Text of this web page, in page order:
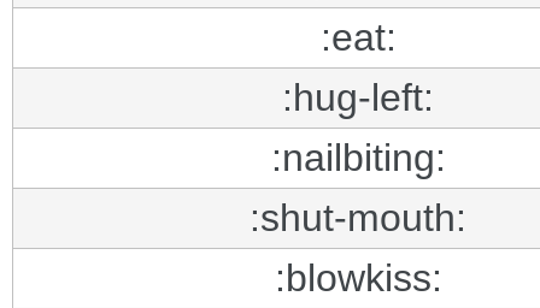
:eat:
:hug-left:
:nailbiting:
:shut-mouth:
:blowkiss: